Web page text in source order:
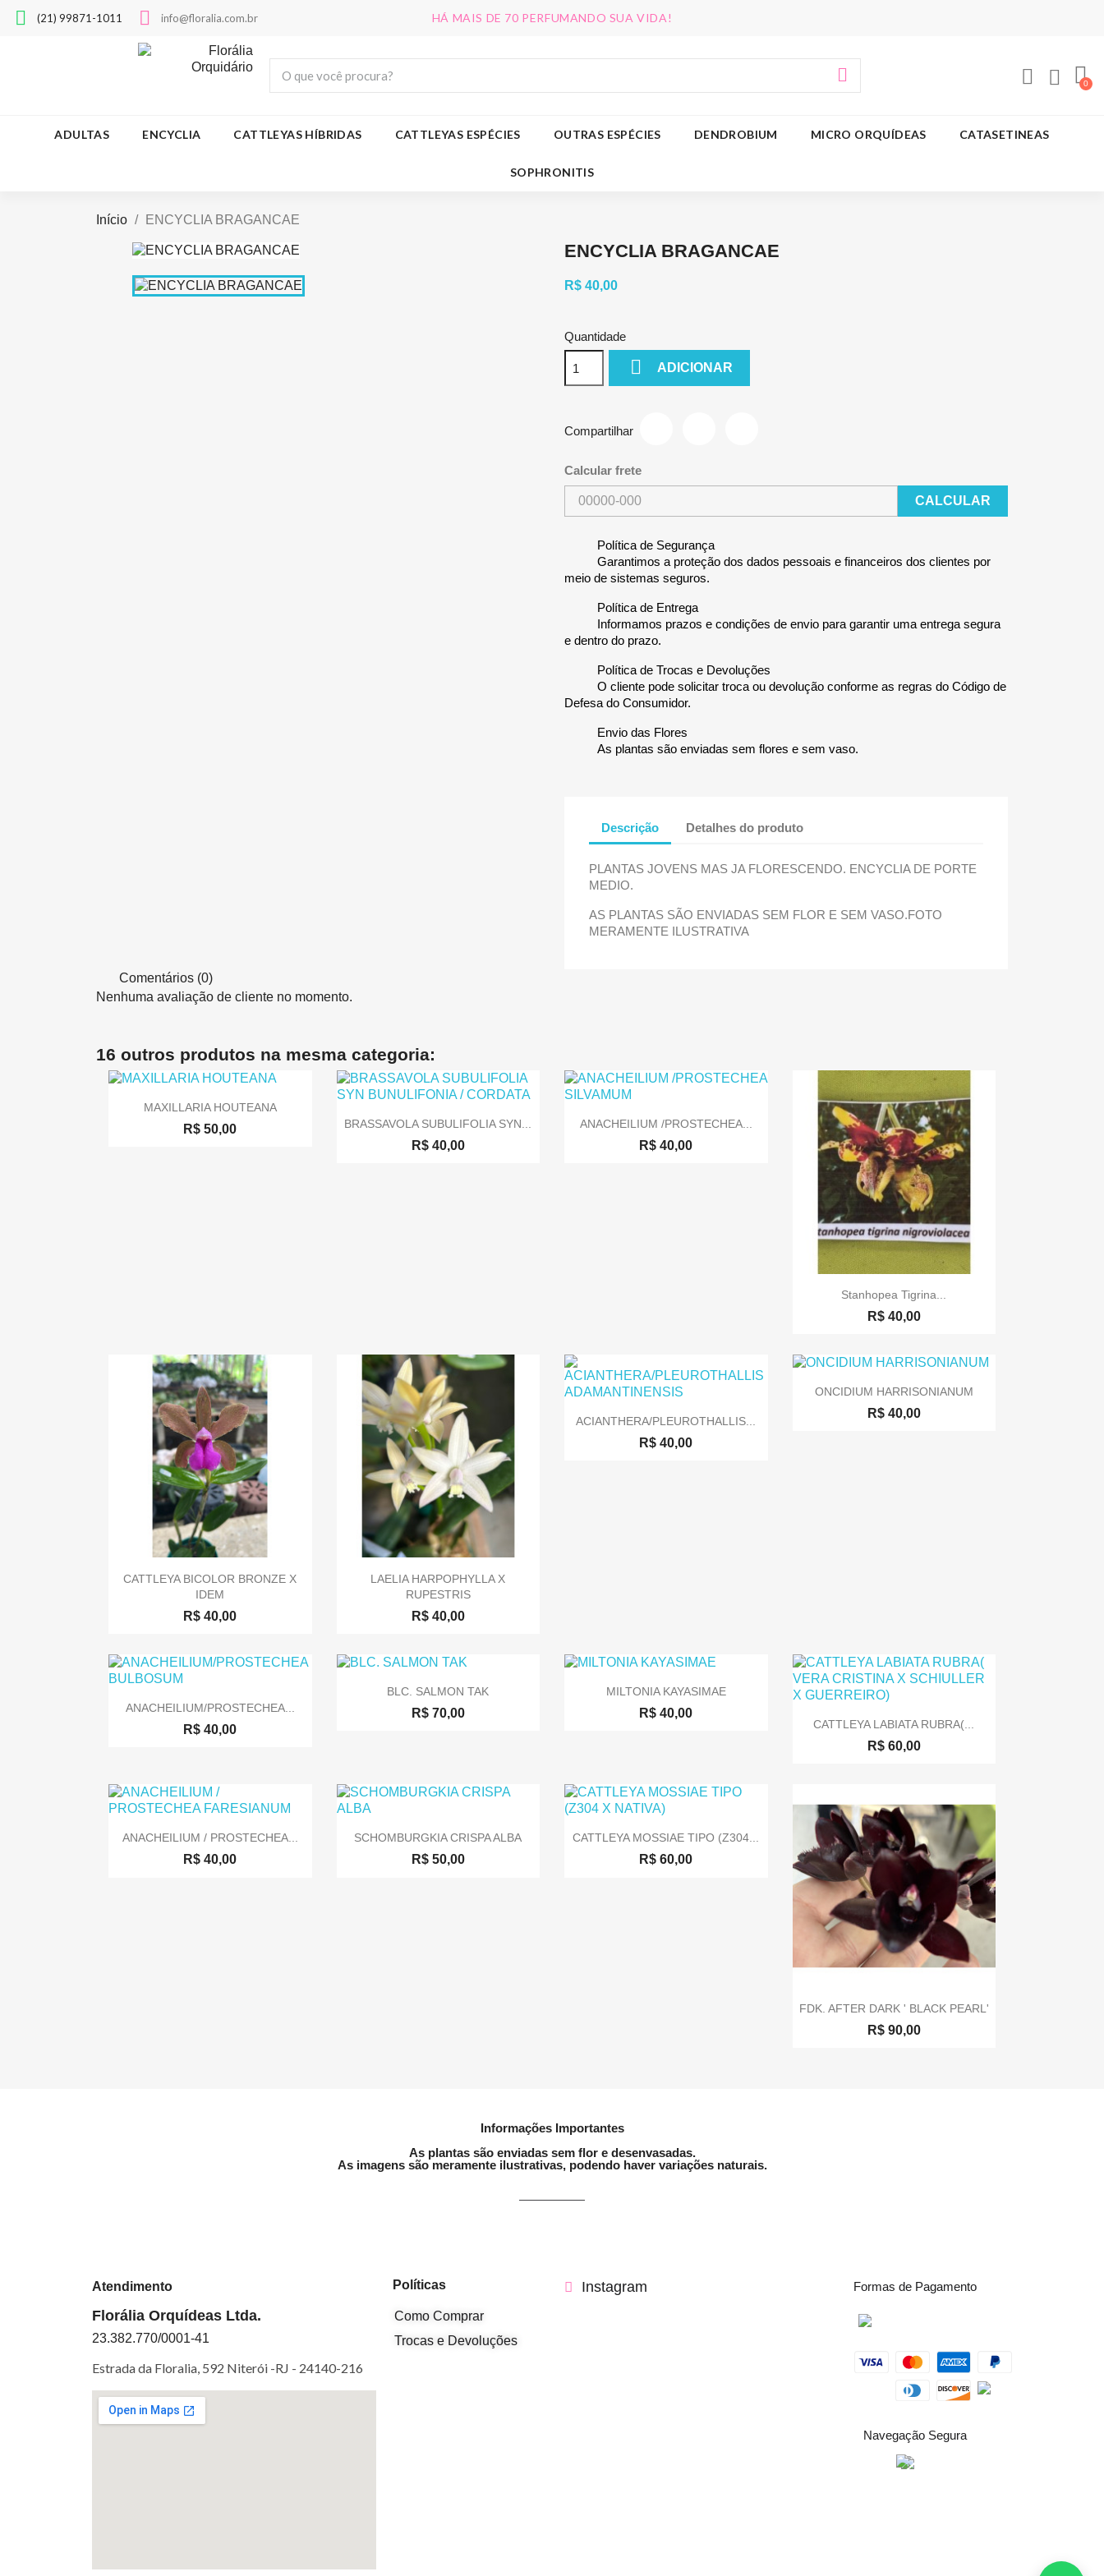
(21) 99871-1011 info@floralia.com.br HÁ MAIS DE 70 PERFUMANDO SUA VIDA!
ADULTAS ENCYCLIA CATTLEYAS HÍBRIDAS CATTLEYAS ESPÉCIES OUTRAS ESPÉCIES DENDROBIUM MICRO ORQUÍDEAS CATASETINEAS
SOPHRONITIS
Início ENCYCLIA BRAGANCAE
ENCYCLIA BRAGANCAE
R$ 40,00
Quantidade
 ADICIONAR
Compartilhar
Calcular frete
CALCULAR
Política de Segurança
Garantimos a proteção dos dados pessoais e financeiros dos clientes por
meio de sistemas seguros.
Política de Entrega
Informamos prazos e condições de envio para garantir uma entrega segura
e dentro do prazo.
Política de Trocas e Devoluções
O cliente pode solicitar troca ou devolução conforme as regras do Código de
Defesa do Consumidor.
Envio das Flores
As plantas são enviadas sem flores e sem vaso.
Descrição Detalhes do produto
PLANTAS JOVENS MAS JA FLORESCENDO. ENCYCLIA DE PORTE
MEDIO.
AS PLANTAS SÃO ENVIADAS SEM FLOR E SEM VASO.FOTO
MERAMENTE ILUSTRATIVA
Comentários (0)
Nenhuma avaliação de cliente no momento.
16 outros produtos na mesma categoria:
 Visualização rápida
MAXILLARIA HOUTEANA
R$ 50,00  Visualização rápida
BRASSAVOLA SUBULIFOLIA SYN...
R$ 40,00
 Visualização rápida
ANACHEILIUM /PROSTECHEA...
R$ 40,00
Visualização rápida
Stanhopea Tigrina...
R$ 40,00
 Visualização rápida
CATTLEYA BICOLOR BRONZE X
IDEM
R$ 40,00
 Visualização rápida
LAELIA HARPOPHYLLA X
RUPESTRIS
R$ 40,00
 Visualização rápida
ACIANTHERA/PLEUROTHALLIS...
R$ 40,00
 Visualização rápida
ONCIDIUM HARRISONIANUM
R$ 40,00
 Visualização rápida
ANACHEILIUM/PROSTECHEA...
R$ 40,00
Visualização rápida
BLC. SALMON TAK
R$ 70,00
 Visualização rápida
MILTONIA KAYASIMAE
R$ 40,00  Visualização rápida
CATTLEYA LABIATA RUBRA(...
R$ 60,00
 Visualização rápida
ANACHEILIUM / PROSTECHEA...
R$ 40,00
 Visualização rápida
SCHOMBURGKIA CRISPA ALBA
R$ 50,00
 Visualização rápida
CATTLEYA MOSSIAE TIPO (Z304...
R$ 60,00
 Visualização rápida
FDK. AFTER DARK ' BLACK PEARL'
R$ 90,00
Informações Importantes
As plantas são enviadas sem flor e desenvasadas.
As imagens são meramente ilustrativas, podendo haver variações naturais.
Atendimento
Florália Orquídeas Ltda.
23.382.770/0001-41
Estrada da Floralia, 592 Niterói -RJ - 24140-216
Políticas
Como Comprar
Trocas e Devoluções
Instagram Formas de Pagamento
Navegação Segura